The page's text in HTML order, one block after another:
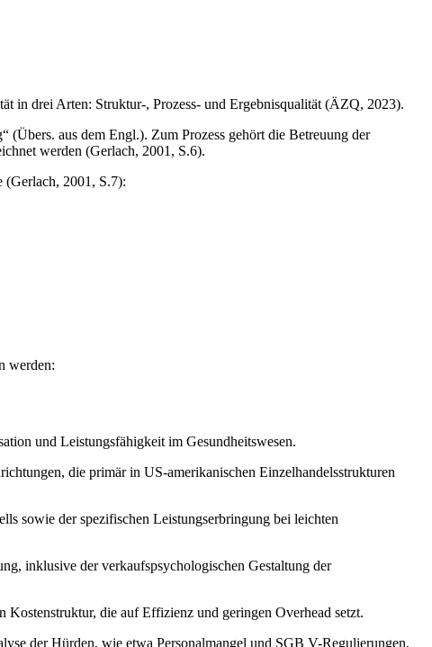
in drei Arten: Struktur-, Prozess- und Ergebnisqualität (ÄZQ, 2023).
(Übers. aus dem Engl.). Zum Prozess gehört die Betreuung der
werden (Gerlach, 2001, S.6).
2001, S.7):
werden:
und Leistungsfähigkeit im Gesundheitswesen.
die primär in US-amerikanischen Einzelhandelsstrukturen
sowie der spezifischen Leistungserbringung bei leichten
inklusive der verkaufspsychologischen Gestaltung der
die auf Effizienz und geringen Overhead setzt.
der Hürden, wie etwa Personalmangel und SGB V-Regulierungen,